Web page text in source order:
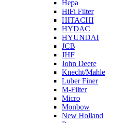
Hepa
HiFi Filter
HITACHI
HYDAC
HYUNDAI
JCB
JHF
John Deere
Knecht/Mahle
Luber Finer
M-Filter
Micro
Monbow
New Holland